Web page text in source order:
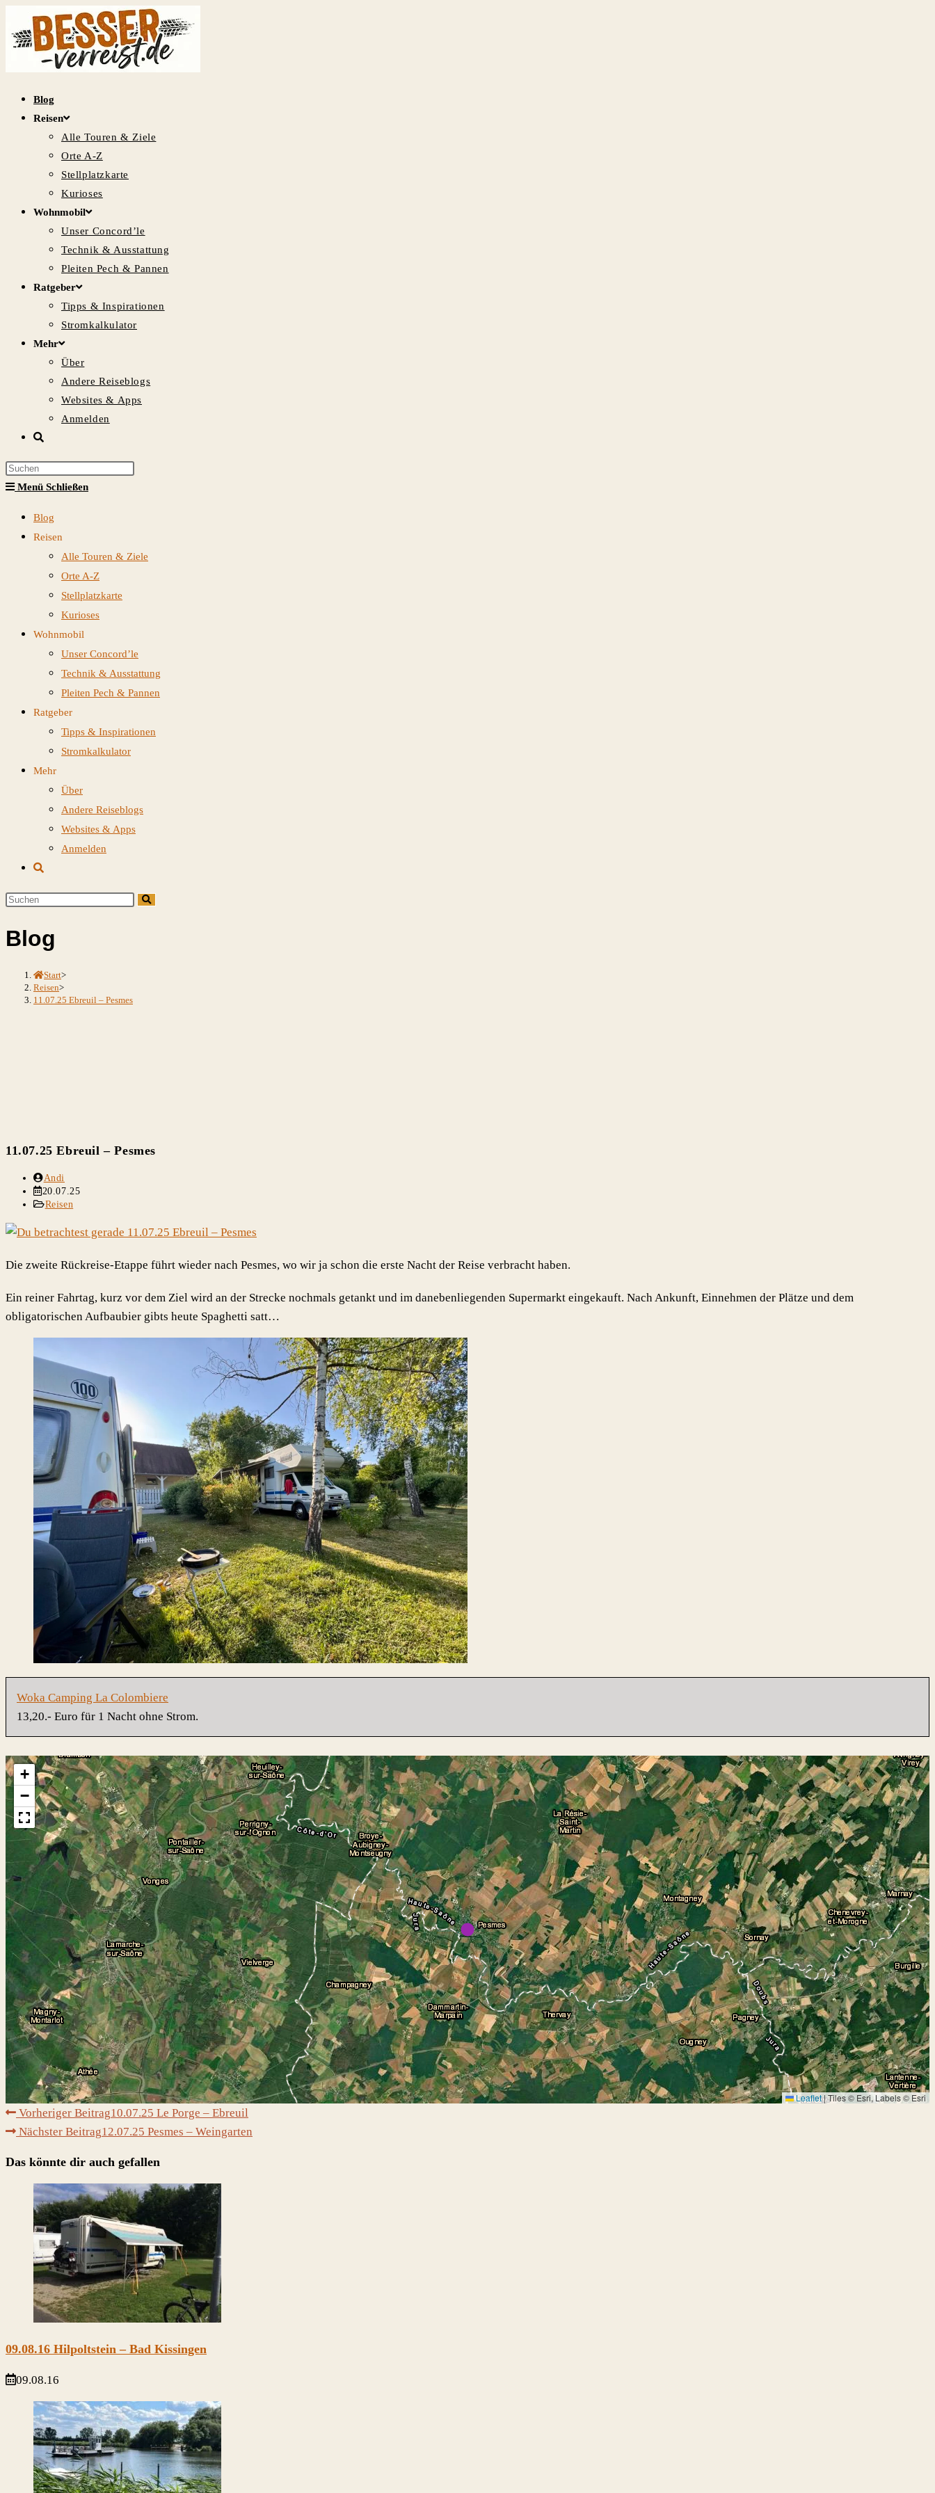
Inhalt
springen
Blog
Reisen
Alle Touren & Ziele
Orte A-Z
Stellplatzkarte
Kurioses
Wohnmobil
Unser Concord’le
Technik & Ausstattung
Pleiten Pech & Pannen
Ratgeber
Tipps & Inspirationen
Stromkalkulator
Mehr
Über
Andere Reiseblogs
Websites & Apps
Anmelden
Website-
umschalten
Press
search
Menü Schließen
Blog
Reisen
Alle Touren & Ziele
Orte A-Z
Stellplatzkarte
Kurioses
Wohnmobil
Unser Concord’le
Technik & Ausstattung
Pleiten Pech & Pannen
Ratgeber
Tipps & Inspirationen
Stromkalkulator
Mehr
Über
Andere Reiseblogs
Websites & Apps
Anmelden
Website-
umschalten
Diese
durchsuchen
Blog
Start>
Reisen>
11.07.25 Ebreuil – Pesmes
11.07.25 Ebreuil – Pesmes
Beitrags-
Autor:
Andi
Beitrag
veröffentlicht:
20.07.25
Beitrags-
Reisen
Die zweite Rückreise-Etappe führt wieder nach Pesmes, wo wir ja schon die erste Nacht der Reise verbracht haben.
Ein reiner Fahrtag, kurz vor dem Ziel wird an der Strecke nochmals getankt und im danebenliegenden Supermarkt eingekauft. Nach Ankunft, Einnehmen der Plätze und dem
obligatorischen Aufbaubier gibts heute Spaghetti satt…
Woka Camping La Colombiere
13,20.- Euro für 1 Nacht ohne Strom.
+
−
Leaflet|Tiles © Esri, Labels © Esri
Weitere
Artikel
Vorheriger Beitrag10.07.25 Le Porge – Ebreuil
Nächster Beitrag12.07.25 Pesmes – Weingarten
Das könnte dir auch gefallen
09.08.16 Hilpoltstein – Bad Kissingen
09.08.16